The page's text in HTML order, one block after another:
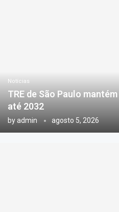
Notícias
TRE de São Paulo
até 2032
byadmin agosto 5, 2026